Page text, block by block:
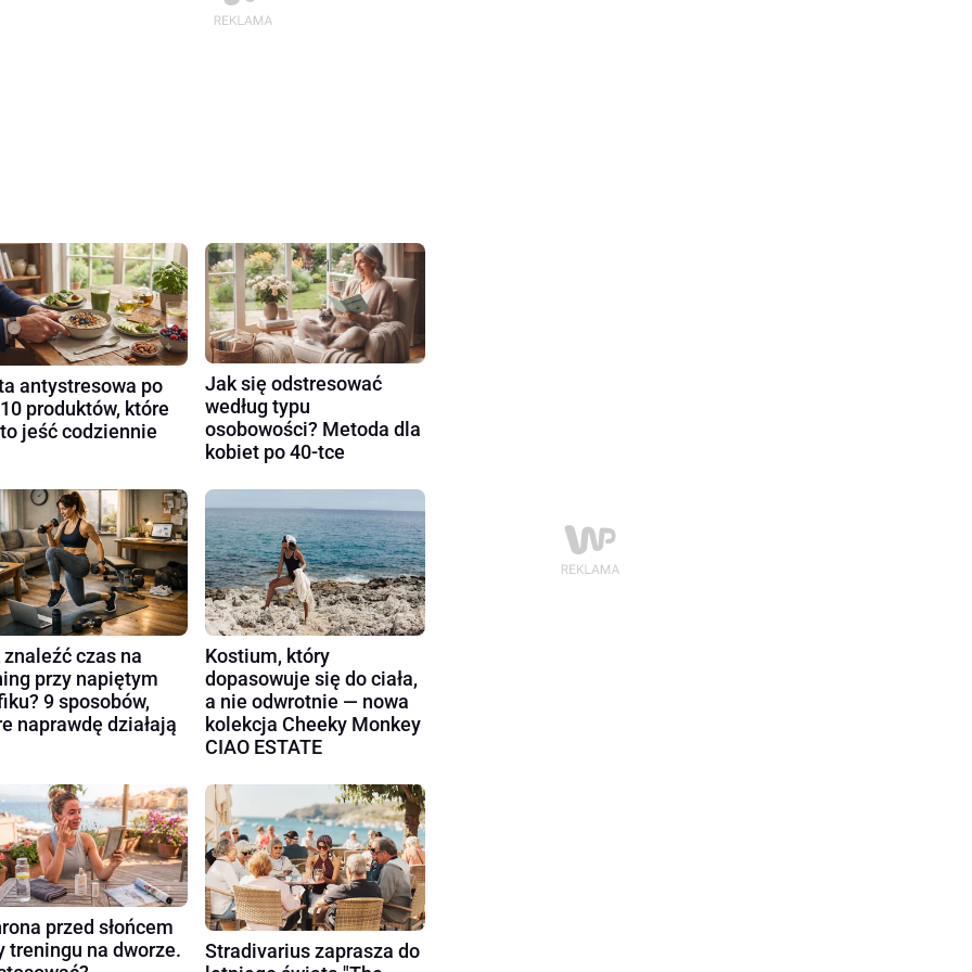
antystresowa po
produktów, które
jeść codziennie
Jak się odstresować
według typu
osobowości? Metoda dla
kobiet po 40-tce
czas na
przy napiętym
9 sposobów,
naprawdę działają
Kostium, który
dopasowuje się do ciała,
a nie odwrotnie — nowa
kolekcja Cheeky Monkey
CIAO ESTATE
przed słońcem
treningu na dworze.
Stradivarius zaprasza do